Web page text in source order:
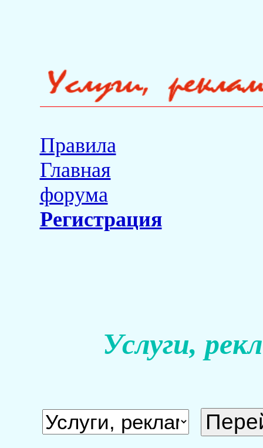
Правила
Главная
форума
Регистрация
Услуги,